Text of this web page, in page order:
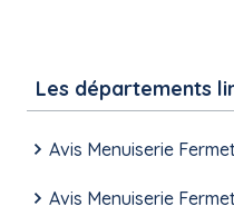
Les départements
Avis Menuiserie
Avis Menuiserie